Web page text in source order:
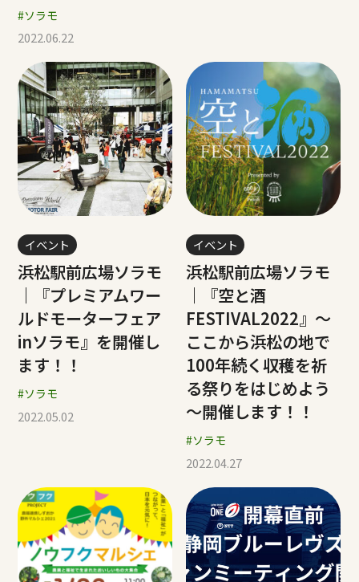
#ソラモ
2022.06.22
イベント
浜松駅前広場ソラモ
｜『プレミアムワー
ルドモーターフェア
inソラモ』を開催し
ます！！
#ソラモ
2022.05.02
イベント
浜松駅前広場ソラモ
｜『空と酒
FESTIVAL2022』～
ここから浜松の地で
100年続く収穫を祈
る祭りをはじめよう
～開催します！！
#ソラモ
2022.04.27